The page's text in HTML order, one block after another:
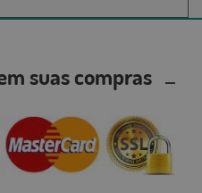
suas compras